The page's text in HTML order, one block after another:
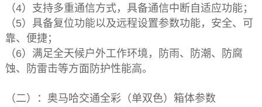
（4）支持多重通信方式，具备通信中断自适应功能；
（5）具备复位功能以及远程设置参数功能，安全、可
靠、便捷；
（6）满足全天候户外工作环境，防雨、防潮、防腐
蚀、防雷击等方面防护性能高。
（二）：奥马哈交通全彩（单双色）箱体参数